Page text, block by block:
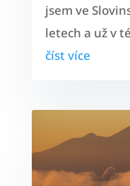
jsem ve
letech a už v
číst více